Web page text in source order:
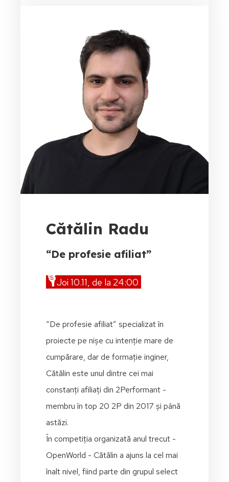
Cătălin Radu
“De profesie afiliat”
🎙️Joi 10.11, de la 24:00
“De profesie afiliat” specializat în
proiecte pe nișe cu intenție mare de
cumpărare, dar de formație inginer,
Cătălin este unul dintre cei mai
constanți afiliați din 2Performant -
membru în top 20 2P din 2017 și până
astăzi.
În competiția organizată anul trecut -
OpenWorld - Cătălin a ajuns la cel mai
înalt nivel, fiind parte din grupul select